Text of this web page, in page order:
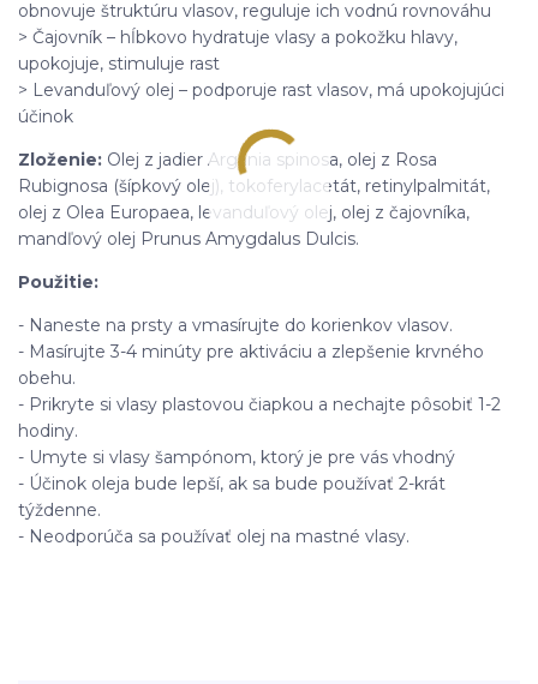
obnovuje štruktúru vlasov, reguluje ich vodnú rovnováhu
> Čajovník – hĺbkovo hydratuje vlasy a pokožku hlavy,
upokojuje, stimuluje rast
> Levanduľový olej – podporuje rast vlasov, má upokojujúci
účinok
Zloženie: Olej z jadier Argania spinosa, olej z Rosa
Rubignosa (šípkový olej), tokoferylacetát, retinylpalmitát,
olej z Olea Europaea, levanduľový olej, olej z čajovníka,
mandľový olej Prunus Amygdalus Dulcis.
Použitie:
- Naneste na prsty a vmasírujte do korienkov vlasov.
- Masírujte 3-4 minúty pre aktiváciu a zlepšenie krvného
obehu.
- Prikryte si vlasy plastovou čiapkou a nechajte pôsobiť 1-2
hodiny.
- Umyte si vlasy šampónom, ktorý je pre vás vhodný
- Účinok oleja bude lepší, ak sa bude používať 2-krát
týždenne.
- Neodporúča sa používať olej na mastné vlasy.